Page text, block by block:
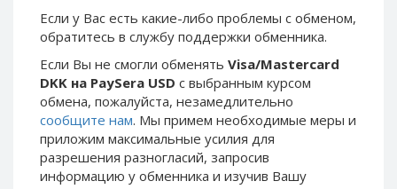
Если у Вас есть какие-либо проблемы с обменом,
обратитесь в службу поддержки обменника.
Если Вы не смогли обменять Visa/Mastercard
DKK на PaySera USD с выбранным курсом
обмена, пожалуйста, незамедлительно
сообщите нам. Мы примем необходимые меры и
приложим максимальные усилия для
разрешения разногласий, запросив
информацию у обменника и изучив Вашу
Phone Balance UAH
Phone Balance AMD
Neteller USD
Neteller EUR
Neteller INR
Neteller PLN
Neteller GBP
Phone Balance UAH
Phone Balance AMD
Neteller USD
Neteller EUR
Neteller INR
Neteller PLN
Neteller GBP